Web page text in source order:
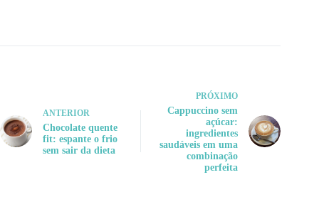
ANTERIOR
Chocolate quente
fit: espante o frio
sem sair da dieta
PRÓXIMO
Cappuccino sem
açúcar:
ingredientes
saudáveis em uma
combinação
perfeita